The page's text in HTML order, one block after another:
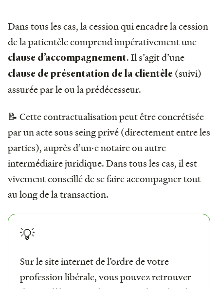
Dans tous les cas, la cession qui encadre la cession
de la patientèle comprend impérativement une
clause d’accompagnement. Il s’agit d’une
clause de présentation de la clientèle (suivi)
assurée par le ou la prédécesseur.
📝 Cette contractualisation peut être concrétisée
par un acte sous seing privé (directement entre les
parties), auprès d’un·e notaire ou autre
intermédiaire juridique. Dans tous les cas, il est
vivement conseillé de se faire accompagner tout
au long de la transaction.
💡
Sur le site internet de l’ordre de votre
profession libérale, vous pouvez retrouver